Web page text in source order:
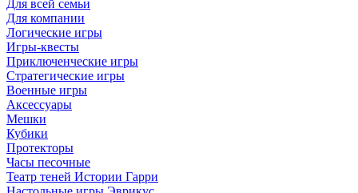
Для всей семьи
Для компании
Логические игры
Игры-квесты
Приключенческие игры
Стратегические игры
Военные игры
Аксессуары
Мешки
Кубики
Протекторы
Часы песочные
Театр теней Истории Гарри